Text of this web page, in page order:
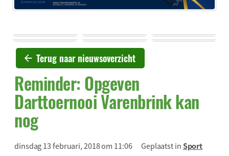
Terug naar nieuwsoverzicht
Reminder: Opgeven
Darttoernooi Varenbrink kan
nog
dinsdag 13 februari, 2018 om 11:06 Geplaatst inSport